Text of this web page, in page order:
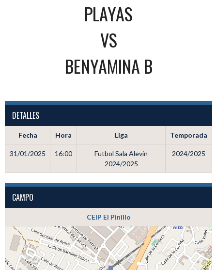
PLAYAS
VS
BENYAMINA B
DETALLES
Fecha Hora Liga Temporada
31/01/2025 16:00
Futbol Sala Alevin
2024/2025
2024/2025
CAMPO
CEIP El Pinillo